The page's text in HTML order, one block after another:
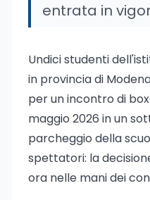
entrata in
Undici studenti
in provincia di
per un incontro di
maggio 2026 in un
parcheggio della
spettatori: la
ora nelle mani dei